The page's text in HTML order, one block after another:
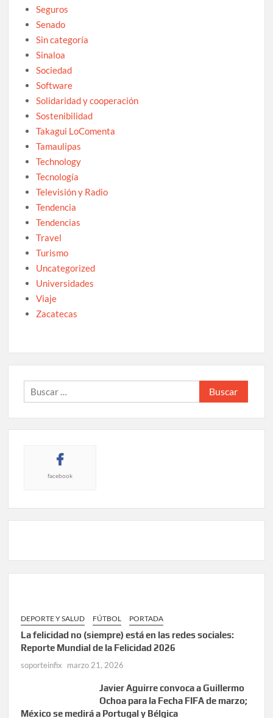
Seguros
Senado
Sin categoría
Sinaloa
Sociedad
Software
Solidaridad y cooperación
Sostenibilidad
Takagui LoComenta
Tamaulipas
Technology
Tecnología
Televisión y Radio
Tendencia
Tendencias
Travel
Turismo
Uncategorized
Universidades
Viaje
Zacatecas
Buscar:
facebook
DEPORTE Y SALUD FÚTBOL PORTADA
La felicidad no (siempre) está en las redes sociales:
Reporte Mundial de la Felicidad 2026
soporteinfix marzo 21, 2026
Javier Aguirre convoca a Guillermo
Ochoa para la Fecha FIFA de marzo;
México se medirá a Portugal y Bélgica